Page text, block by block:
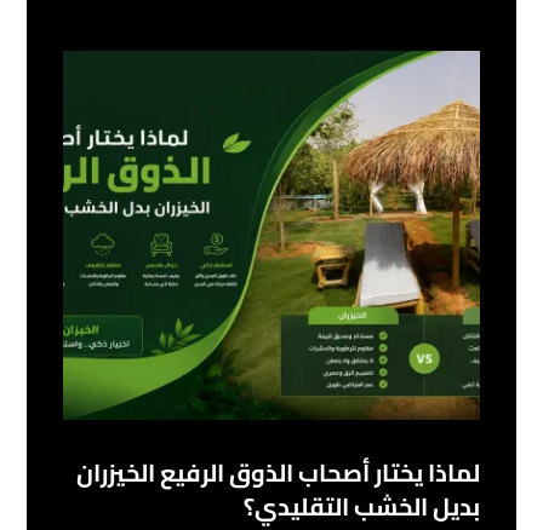
لماذا يختار أصحاب الذوق الرفيع الخيزران
بديل الخشب التقليدي؟